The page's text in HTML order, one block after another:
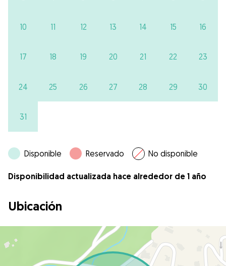
10 11 12 13 14 15 16
17 18 19 20 21 22 23
24 25 26 27 28 29 30
31
Disponible Reservado No disponible
Disponibilidad actualizada hace alrededor de 1 año
Ubicación